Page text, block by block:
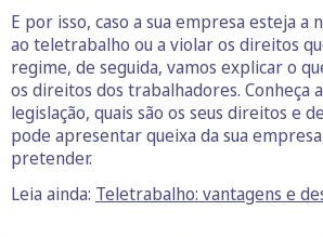
E por isso, caso a sua empresa esteja
ao teletrabalho ou a violar os direitos
regime, de seguida, vamos explicar o
os direitos dos trabalhadores. Conheça
legislação, quais são os seus direitos e
pode apresentar queixa da sua
pretender.
Leia ainda: Teletrabalho: vantagens e